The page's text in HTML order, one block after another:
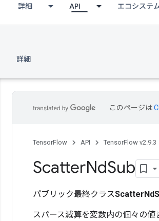
詳細 API エコシステ
詳細
このページは
TensorFlow API TensorFlow v2.9.3
ScatterNdSub
パブリック最終クラス
スパース減算を変数内の個々の値